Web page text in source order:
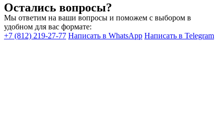
Остались вопросы?
Мы ответим на ваши вопросы и поможем с выбором в
удобном для вас формате:
+7 (812) 219-27-77 Написать в WhatsApp Написать в Telegram